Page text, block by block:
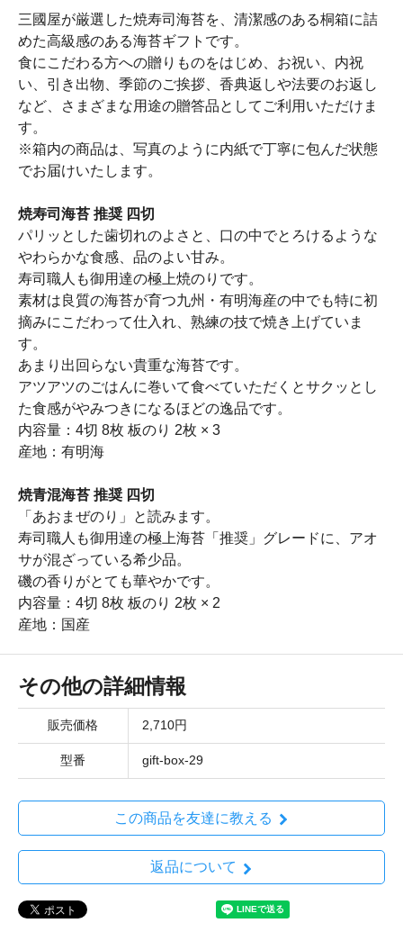
三國屋が厳選した焼寿司海苔を、清潔感のある桐箱に詰
めた高級感のある海苔ギフトです。
食にこだわる方への贈りものをはじめ、お祝い、内祝
い、引き出物、季節のご挨拶、香典返しや法要のお返し
など、さまざまな用途の贈答品としてご利用いただけま
す。
※箱内の商品は、写真のように内紙で丁寧に包んだ状態
でお届けいたします。
焼寿司海苔 推奨 四切
パリッとした歯切れのよさと、口の中でとろけるような
やわらかな食感、品のよい甘み。
寿司職人も御用達の極上焼のりです。
素材は良質の海苔が育つ九州・有明海産の中でも特に初
摘みにこだわって仕入れ、熟練の技で焼き上げていま
す。
あまり出回らない貴重な海苔です。
アツアツのごはんに巻いて食べていただくとサクッとし
た食感がやみつきになるほどの逸品です。
内容量：4切 8枚 板のり 2枚 × 3
産地：有明海
焼青混海苔 推奨 四切
「あおまぜのり」と読みます。
寿司職人も御用達の極上海苔「推奨」グレードに、アオ
サが混ざっている希少品。
磯の香りがとても華やかです。
内容量：4切 8枚 板のり 2枚 × 2
産地：国産
その他の詳細情報
販売価格 2,710円
型番 gift-box-29
この商品を友達に教える
返品について